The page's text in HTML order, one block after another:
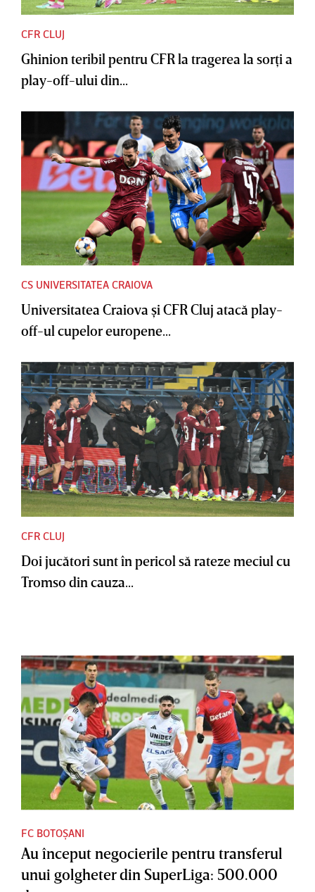
CFR CLUJ
Ghinion teribil pentru CFR la tragerea la sorţi a
play-off-ului din...
CS UNIVERSITATEA CRAIOVA
Universitatea Craiova şi CFR Cluj atacă play-
off-ul cupelor europene...
CFR CLUJ
Doi jucători sunt în pericol să rateze meciul cu
Tromso din cauza...
FC BOTOȘANI
Au început negocierile pentru transferul
unui golgheter din SuperLiga: 500.000